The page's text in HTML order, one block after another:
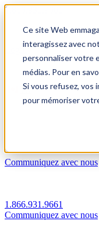
Ce site Web
interagissez avec
personnaliser votre
médias. Pour en
Si vous refusez, vos
pour mémoriser
1.866.931.9661
Login
FR
Communiquez avec nous
1.866.931.9661
Communiquez avec nous